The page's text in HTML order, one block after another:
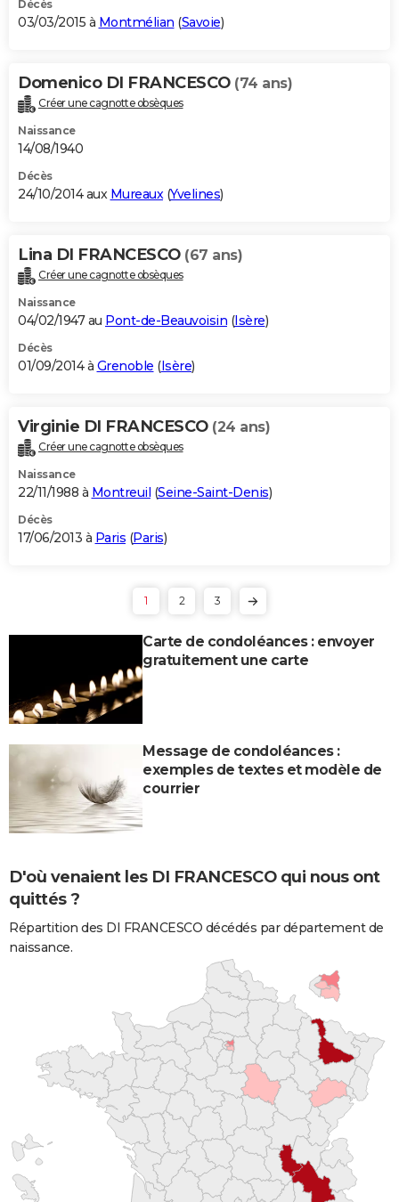
Décès
03/03/2015 à Montmélian (Savoie)
Domenico DI FRANCESCO (74 ans)
Créer une cagnotte obsèques
Naissance
14/08/1940
Décès
24/10/2014 aux Mureaux(Yvelines)
Lina DI FRANCESCO (67 ans)
Créer une cagnotte obsèques
Naissance
04/02/1947 au Pont-de-Beauvoisin (Isère)
Décès
01/09/2014 à Grenoble (Isère)
Virginie DI FRANCESCO (24 ans)
Créer une cagnotte obsèques
Naissance
22/11/1988 à Montreuil (Seine-Saint-Denis)
Décès
17/06/2013 à Paris (Paris)
1 2 3
Carte de condoléances : envoyer
gratuitement une carte
Message de condoléances :
exemples de textes et modèle de
courrier
D'où venaient les DI FRANCESCO qui nous ont
quittés ?
Répartition des DI FRANCESCO décédés par département de
naissance.